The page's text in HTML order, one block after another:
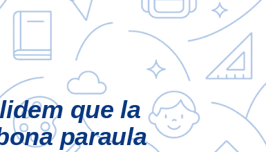
que la
paraula